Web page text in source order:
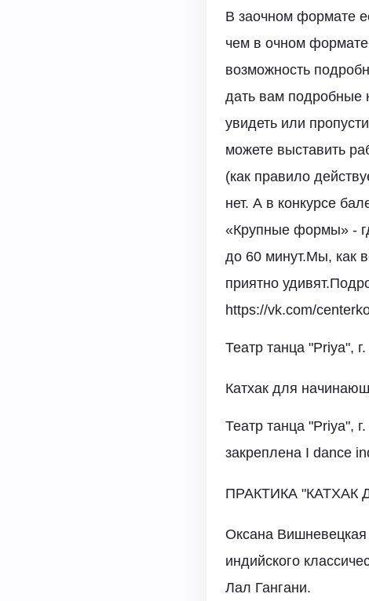
В заочном формате
чем в очном
возможность
дать вам подробные
увидеть или
можете выставить
(как правило
нет. А в конкурсе
«Крупные формы» -
до 60 минут.Мы, как
приятно
https://vk.com/
Театр танца "Priya",
Катхак для
Театр танца "Priya",
закреплена I dance
ПРАКТИКА
Оксана
индийского
Лал Гангани.